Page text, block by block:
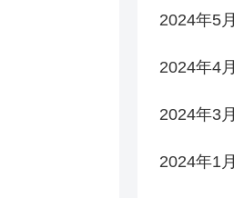
2024年5月
2024年4月
2024年3月
2024年1月